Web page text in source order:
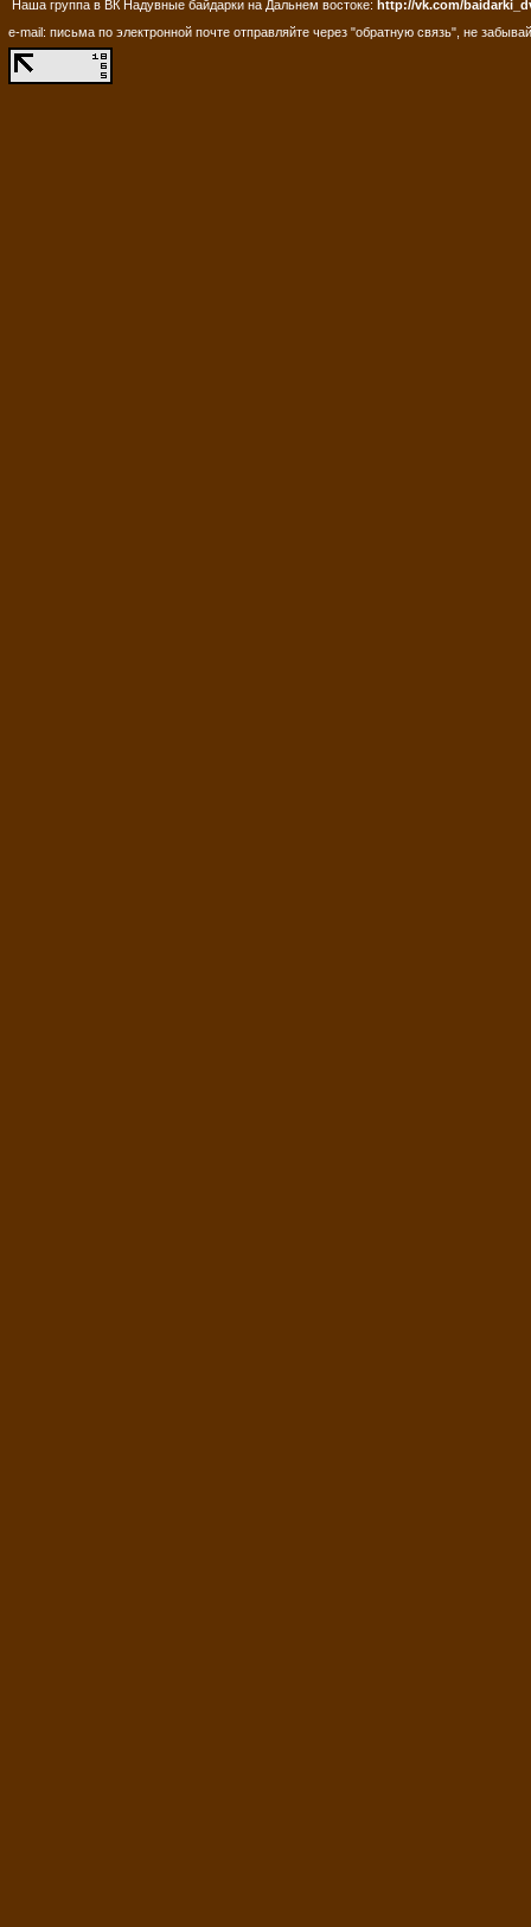
Наша группа в ВК Надувные байдарки на Дальнем востоке: http://vk.com/
e-mail: письма по электронной почте отправляйте через "обратную связь", не